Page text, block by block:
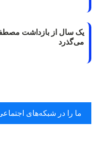
یک سال از بازداشت
می‌گذرد
ما را در شبکه‌های